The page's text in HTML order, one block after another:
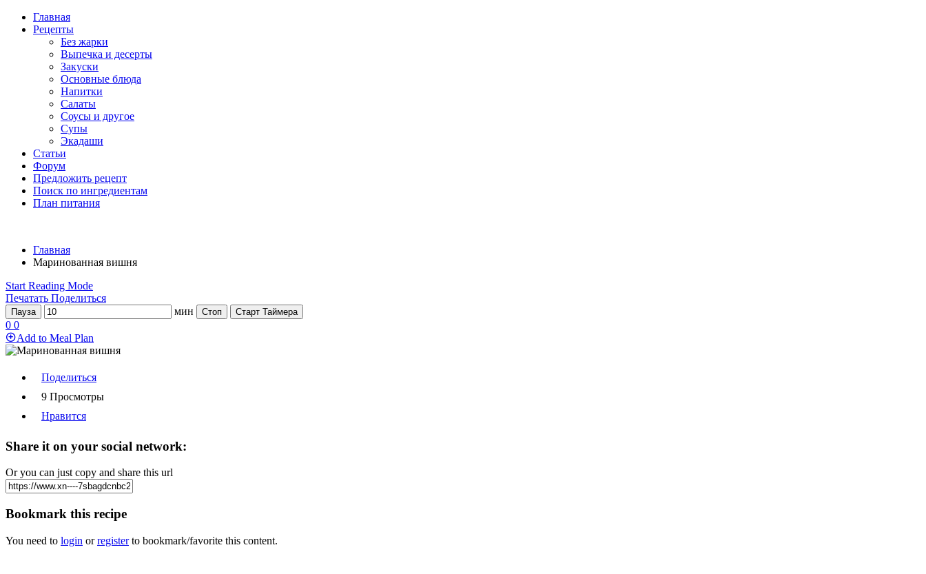
Главная
Рецепты
Без жарки
Выпечка и десерты
Закуски
Основные блюда
Напитки
Салаты
Соусы и другое
Супы
Экадаши
Статьи
Форум
Предложить рецепт
Поиск по ингредиентам
План питания
Главная
Маринованная вишня
Start Reading Mode
Печатать Поделиться
Пауза мин Стоп Старт Таймера
0 0
Add to Meal Plan
Поделиться
9 Просмотры
Нравится
Share it on your social network:
Or you can just copy and share this url
Bookmark this recipe
You need to login orregisterto bookmark/favorite this content.